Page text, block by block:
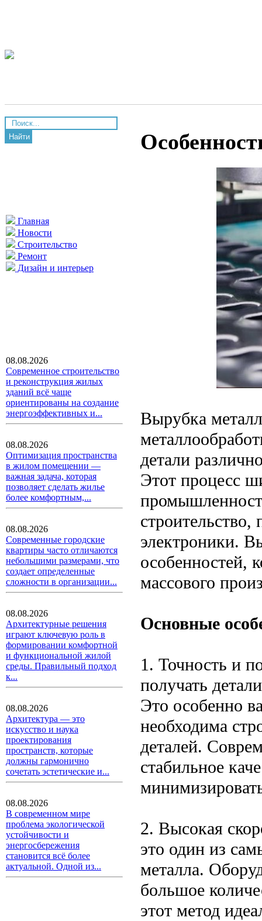
Найти
Главная
Новости
Строительство
Ремонт
Дизайн и интерьер
08.08.2026
Современное строительство
и реконструкция жилых
зданий всё чаще
ориентированы на создание
энергоэффективных и...
08.08.2026
Оптимизация пространства
в жилом помещении —
важная задача, которая
позволяет сделать жилье
более комфортным,...
08.08.2026
Современные городские
квартиры часто отличаются
небольшими размерами, что
создает определенные
сложности в организации...
08.08.2026
Архитектурные решения
играют ключевую роль в
формировании комфортной
и функциональной жилой
среды. Правильный подход
к...
08.08.2026
Архитектура — это
искусство и наука
проектирования
пространств, которые
должны гармонично
сочетать эстетические и...
08.08.2026
В современном мире
проблема экологической
устойчивости и
энергосбережения
становится всё более
актуальной. Одной из...
Вырубка
детали
Этот процесс
электроники.
особенностей,
массового
Основные
1. Точность и
получать
Это особенно
необходима
деталей.
стабильное
2. Высокая
это один из
металла.
большое
этот метод